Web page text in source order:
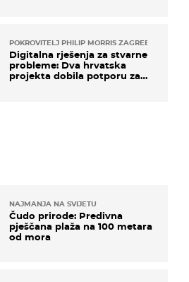
NAJMANJA NA SVIJETU
Čudo prirode: Predivna
pješčana plaža na 100 metara
od mora
POKROVITELJ PHILIP MORRIS ZAGREB
Digitalna rješenja za stvarne
probleme: Dva hrvatska
projekta dobila potporu za